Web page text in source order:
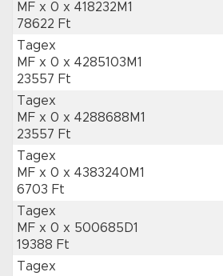
MF x 0 x 418232M1
78622 Ft
Tagex
MF x 0 x 4285103M1
23557 Ft
Tagex
MF x 0 x 4288688M1
23557 Ft
Tagex
MF x 0 x 4383240M1
6703 Ft
Tagex
MF x 0 x 500685D1
19388 Ft
Tagex